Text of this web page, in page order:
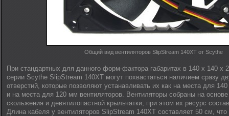
Общий вид вентиляторов SlipStream 140XT от Scythe
При стандартных для данного форм-фактора габаритах в 140 x 140 x
серии Scythe SlipStream 140XT могут похвастаться наличием сразу
отверстий, которые позволяют устанавливать их как на места для
и на места для 120 мм вентиляторов. Вентиляторы собраны на
скольжения и девятилопастной крыльчатки, при этом их ресурс
Длина кабеля у вентиляторов SlipStream 140XT составляет 50 см, что